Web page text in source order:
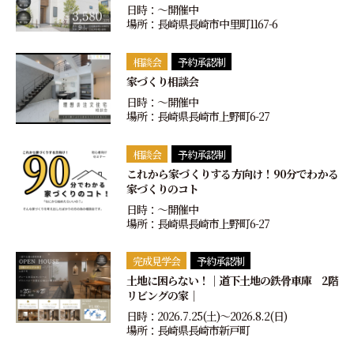
日時：〜開催中
場所：長崎県長崎市中里町1167-6
相談会 予約承認制
家づくり相談会
日時：〜開催中
場所：長崎県長崎市上野町6-27
相談会 予約承認制
これから家づくりする方向け！90分でわかる
家づくりのコト
日時：〜開催中
場所：長崎県長崎市上野町6-27
完成見学会 予約承認制
土地に困らない！｜道下土地の鉄骨車庫 2階
リビングの家｜
日時：2026.7.25(土)〜2026.8.2(日)
場所：長崎県長崎市新戸町